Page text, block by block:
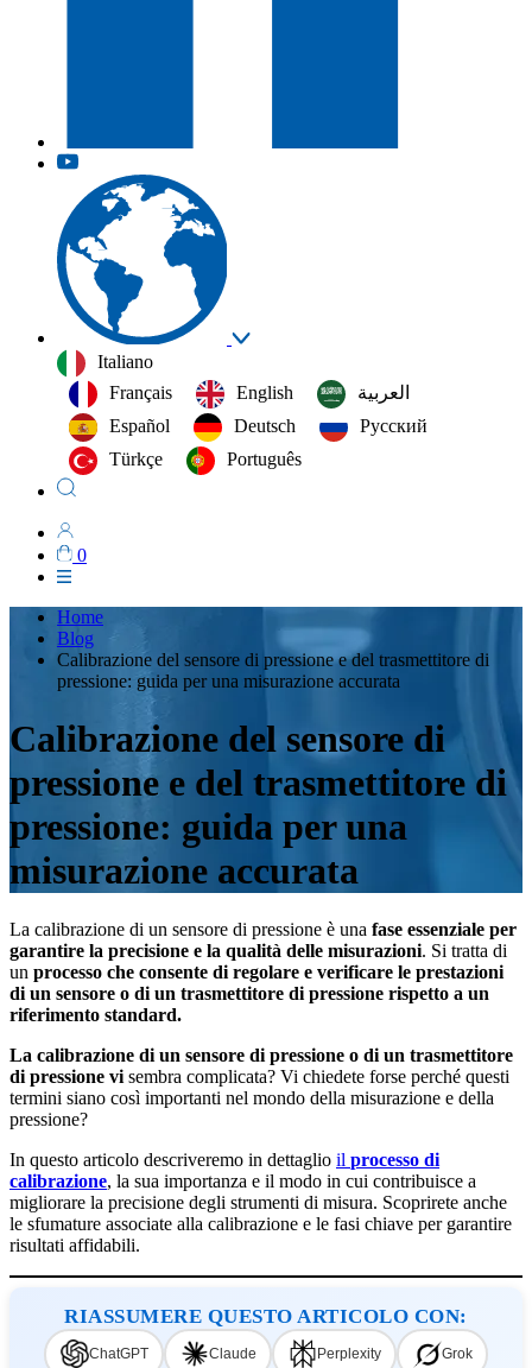
Italiano
Français
English
العربية‏
Español
Deutsch
Русский
Türkçe
Português
0
Home
Blog
Calibrazione del sensore di pressione e del trasmettitore di
pressione: guida per una misurazione accurata
Calibrazione del sensore di
pressione e del trasmettitore di
pressione: guida per una
misurazione accurata
La calibrazione di un sensore di pressione è una fase essenziale per
garantire la precisione e la qualità delle misurazioni. Si tratta di
un processo che consente di regolare e verificare le prestazioni
di un sensore o di un trasmettitore di pressione rispetto a un
riferimento standard.
La calibrazione di un sensore di pressione o di un trasmettitore
di pressione vi sembra complicata? Vi chiedete forse perché questi
termini siano così importanti nel mondo della misurazione e della
pressione?
In questo articolo descriveremo in dettaglio il processo di
calibrazione, la sua importanza e il modo in cui contribuisce a
migliorare la precisione degli strumenti di misura. Scoprirete anche
le sfumature associate alla calibrazione e le fasi chiave per garantire
risultati affidabili.
RIASSUMERE QUESTO ARTICOLO CON:
ChatGPT Claude Perplexity Grok